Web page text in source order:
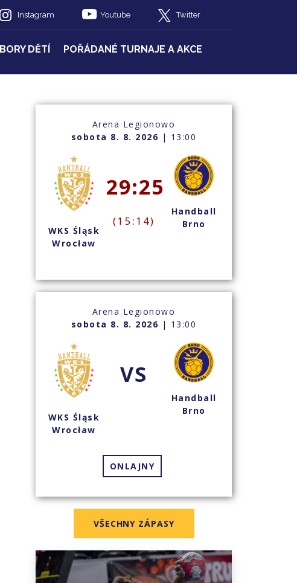
Instagram Youtube Twitter
DĚTÍ POŘÁDANÉ TURNAJE A AKCE
Arena Legionowo
sobota 8. 8. 2026 | 13:00
WKS Śląsk
Wrocław
29:25
(15:14)
Handball
Brno
Arena Legionowo
sobota 8. 8. 2026 | 13:00
WKS Śląsk
Wrocław
VS
Handball
Brno
ONLAJNY
VŠECHNY ZÁPASY